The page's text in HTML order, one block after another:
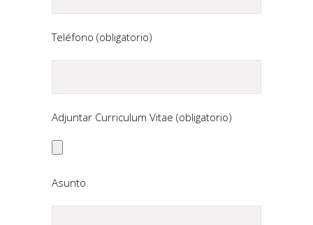
Teléfono (obligatorio)
Adjuntar Curriculum Vitae (obligatorio)
Asunto